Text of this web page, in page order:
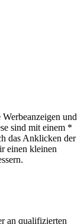
und
sind mit einem *
das Anklicken der
einen kleinen
an qualifizierten